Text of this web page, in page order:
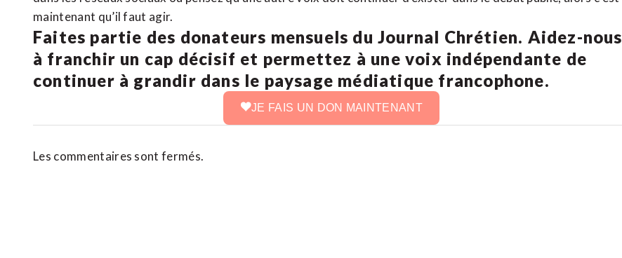
maintenant qu’il faut agir.
Faites partie des donateurs mensuels du Journal Chrétien. Aidez-nous
à franchir un cap décisif et permettez à une voix indépendante de
continuer à grandir dans le paysage médiatique francophone.
JE FAIS UN DON MAINTENANT
Les commentaires sont fermés.